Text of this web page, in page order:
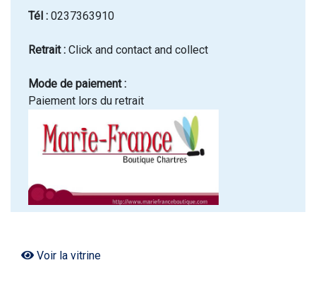
Tél : 0237363910
Retrait : Click and contact and collect
Mode de paiement :
Paiement lors du retrait
Voir la vitrine